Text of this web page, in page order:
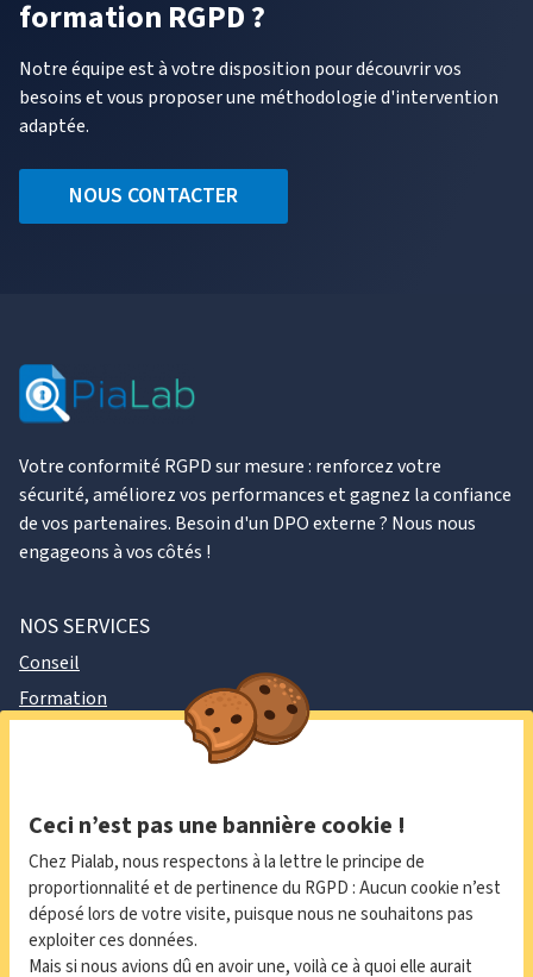
Ceci n’est pas une bannière cookie !
Chez Pialab, nous respectons à la lettre le principe de
proportionnalité et de pertinence du RGPD : Aucun cookie n’est
déposé lors de votre visite, puisque nous ne souhaitons pas
exploiter ces données.
Mais si nous avions dû en avoir une, voilà ce à quoi elle aurait
formation RGPD ?
Notre équipe est à votre disposition pour découvrir vos
besoins et vous proposer une méthodologie d'intervention
adaptée.
NOUS CONTACTER
Votre conformité RGPD sur mesure : renforcez votre
sécurité, améliorez vos performances et gagnez la confiance
de vos partenaires. Besoin d'un DPO externe ? Nous nous
engageons à vos côtés !
NOS SERVICES
Conseil
Formation
Politique de confidentialité
Newsletter
Contact
LinkedIn